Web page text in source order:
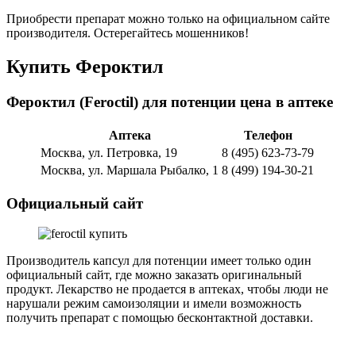
Приобрести препарат можно только на официальном сайте
производителя. Остерегайтесь мошенников!
Купить Фероктил
Фероктил (Feroctil) для потенции цена в аптеке
Аптека
Телефон
Москва, ул. Петровка, 19
8 (495) 623-73-79
Москва, ул. Маршала Рыбалко, 1 8 (499) 194-30-21
Официальный сайт
Производитель капсул для потенции имеет только один
официальный сайт, где можно заказать оригинальный
продукт. Лекарство не продается в аптеках, чтобы люди не
нарушали режим самоизоляции и имели возможность
получить препарат с помощью бесконтактной доставки.